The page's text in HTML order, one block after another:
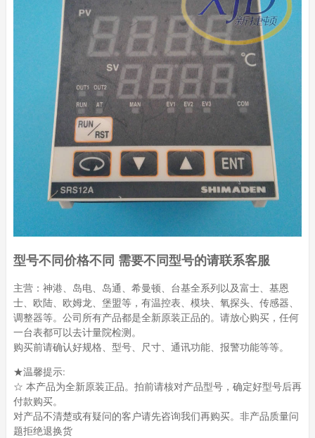
型号不同价格不同 需要不同型号的请联系客服
主营：神港、岛电、岛通、希曼顿、台基全系列以及富士、基恩
士、欧陆、欧姆龙、堡盟等，有温控表、模块、氧探头、传感器、
调整器等。公司所有产品都是全新原装正品的。请放心购买，任何
一台表都可以去计量院检测。
购买前请确认好规格、型号、尺寸、通讯功能、报警功能等等。
★温馨提示:
☆ 本产品为全新原装正品。拍前请核对产品型号，确定好型号后再
付款购买。
对产品不清楚或有疑问的客户请先咨询我们再购买。非产品质量问
题拒绝退换货